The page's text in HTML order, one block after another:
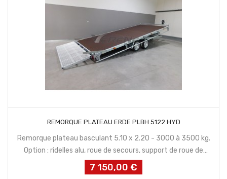
REMORQUE PLATEAU ERDE PLBH 5122 HYD
Remorque plateau basculant 5.10 x 2.20 - 3000 à 3500 kg.
Option : ridelles alu, roue de secours, support de roue de
secours (panier), treuil avec support.
Prix
7 150,00 €